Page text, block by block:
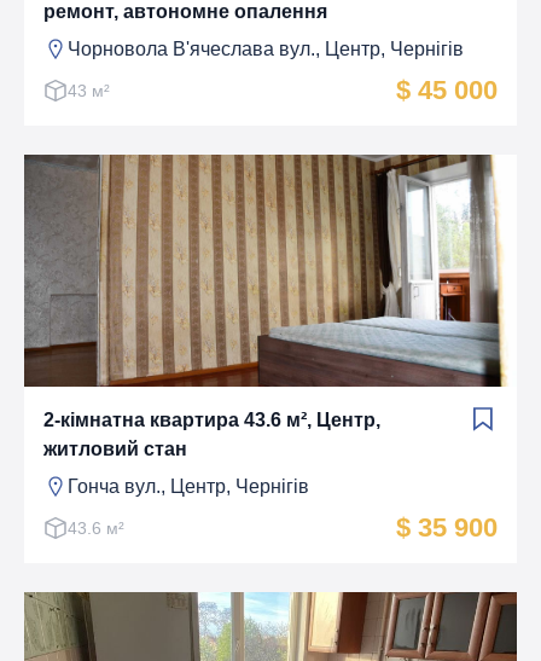
ремонт, автономне опалення
Чорновола В'ячеслава вул., Центр, Чернігів
43 м² $ 45 000
2-кімнатна квартира 43.6 м², Центр,
житловий стан
Гонча вул., Центр, Чернігів
43.6 м² $ 35 900